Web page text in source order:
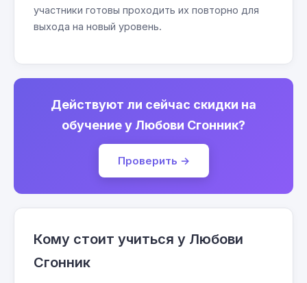
участники готовы проходить их повторно для
выхода на новый уровень.
Действуют ли сейчас скидки на
обучение у Любови Сгонник?
Проверить →
Кому стоит учиться у Любови
Сгонник